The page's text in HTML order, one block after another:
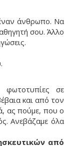
άνθρωπο. Να
σου. Άλλο
σε
και από τον
ας πούμε, που ο
Ανεβάζαμε όλα
από